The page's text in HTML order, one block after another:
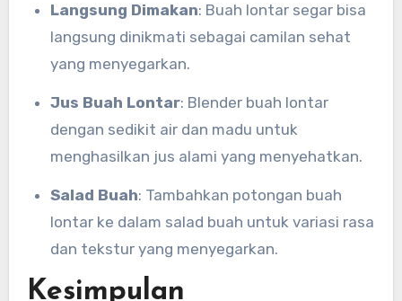
Langsung Dimakan: Buah lontar segar bisa
langsung dinikmati sebagai camilan sehat
yang menyegarkan.
Jus Buah Lontar: Blender buah lontar
dengan sedikit air dan madu untuk
menghasilkan jus alami yang menyehatkan.
Salad Buah: Tambahkan potongan buah
lontar ke dalam salad buah untuk variasi rasa
dan tekstur yang menyegarkan.
Kesimpulan